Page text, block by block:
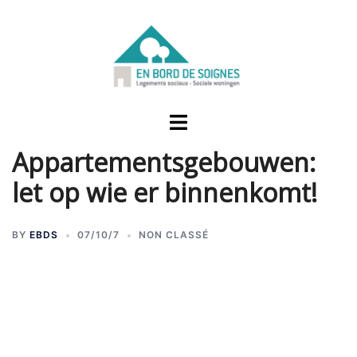
Appartementsgebouwen:
let op wie er binnenkomt!
BY EBDS 07/10/7 NON CLASSÉ